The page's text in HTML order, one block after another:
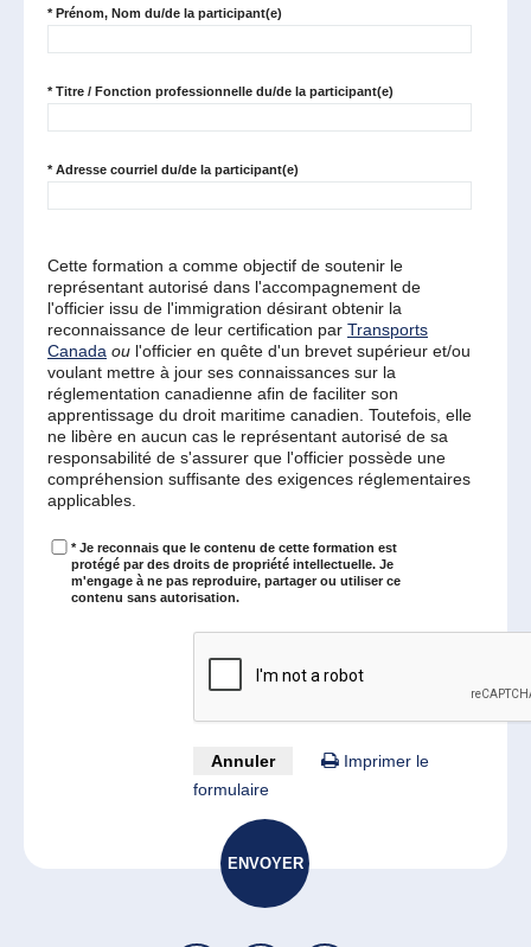
*Prénom, Nom du/de la participant(e)
*Titre / Fonction professionnelle du/de la participant(e)
*Adresse courriel du/de la participant(e)
Cette formation a comme objectif de soutenir le
représentant autorisé dans l'accompagnement de
l'officier issu de l'immigration désirant obtenir la
reconnaissance de leur certification par Transports
Canada ou l'officier en quête d'un brevet supérieur et/ou
voulant mettre à jour ses connaissances sur la
réglementation canadienne afin de faciliter son
apprentissage du droit maritime canadien. Toutefois, elle
ne libère en aucun cas le représentant autorisé de sa
responsabilité de s'assurer que l'officier possède une
compréhension suffisante des exigences réglementaires
applicables.
*Je reconnais que le contenu de cette formation est
protégé par des droits de propriété intellectuelle. Je
m'engage à ne pas reproduire, partager ou utiliser ce
contenu sans autorisation.
ENVOYER
Annuler
Imprimer le
formulaire